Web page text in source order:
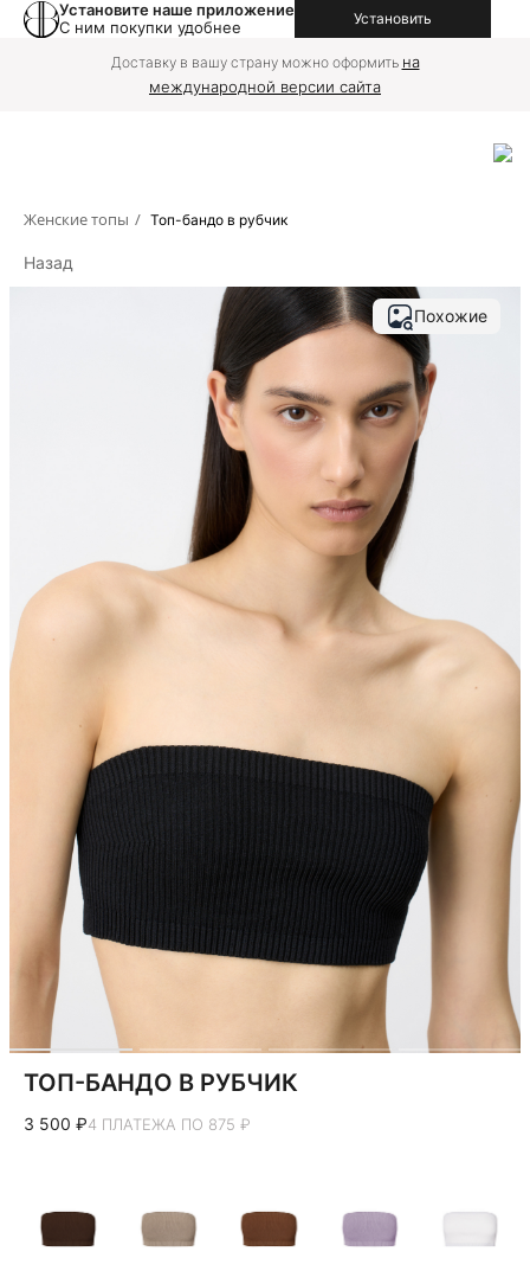
Установите наше приложение
С ним покупки удобнее
Установить
Доставку в вашу страну можно оформить на
международной версии сайта
Женские топы / Топ-бандо в рубчик
Назад
Похожие
ТОП-БАНДО В РУБЧИК
3 500 ₽4 ПЛАТЕЖА ПО 875 ₽